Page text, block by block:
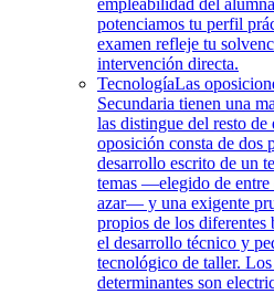
empleabilidad del
potenciamos tu perfil
examen refleje tu
intervención directa.
TecnologíaLas
Secundaria tienen una
las distingue del resto de
oposición consta de dos
desarrollo escrito de un
temas —elegido de entre
azar— y una exigente
propios de los diferentes
el desarrollo técnico y
tecnológico de taller.
determinantes son